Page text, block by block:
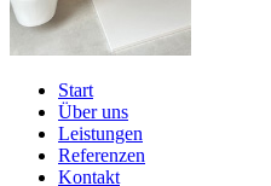
Start
Über uns
Leistungen
Referenzen
Kontakt